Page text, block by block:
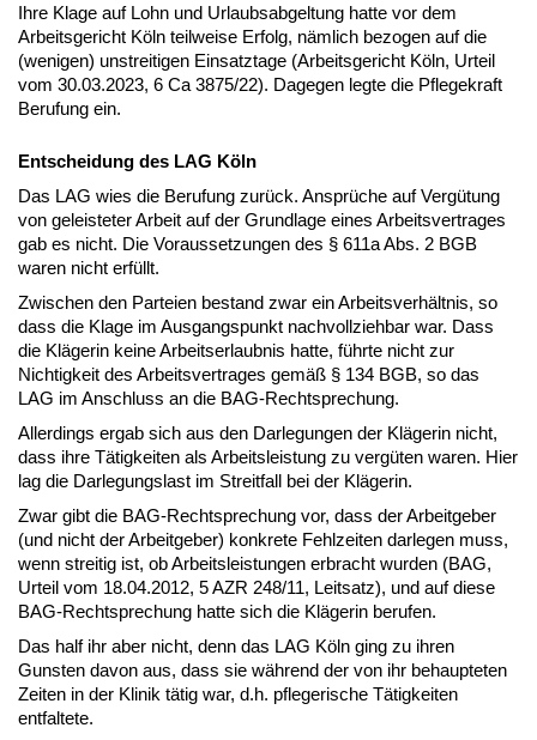
Ihre Klage auf Lohn und Urlaubsabgeltung hatte vor dem
Arbeitsgericht Köln teilweise Erfolg, nämlich bezogen auf die
(wenigen) unstreitigen Einsatztage (Arbeitsgericht Köln, Urteil
vom 30.03.2023, 6 Ca 3875/22). Dagegen legte die Pflegekraft
Berufung ein.
Entscheidung des LAG Köln
Das LAG wies die Berufung zurück. Ansprüche auf Vergütung
von geleisteter Arbeit auf der Grundlage eines Arbeitsvertrages
gab es nicht. Die Voraussetzungen des § 611a Abs. 2 BGB
waren nicht erfüllt.
Zwischen den Parteien bestand zwar ein Arbeitsverhältnis, so
dass die Klage im Ausgangspunkt nachvollziehbar war. Dass
die Klägerin keine Arbeitserlaubnis hatte, führte nicht zur
Nichtigkeit des Arbeitsvertrages gemäß § 134 BGB, so das
LAG im Anschluss an die BAG-Rechtsprechung.
Allerdings ergab sich aus den Darlegungen der Klägerin nicht,
dass ihre Tätigkeiten als Arbeitsleistung zu vergüten waren. Hier
lag die Darlegungslast im Streitfall bei der Klägerin.
Zwar gibt die BAG-Rechtsprechung vor, dass der Arbeitgeber
(und nicht der Arbeitgeber) konkrete Fehlzeiten darlegen muss,
wenn streitig ist, ob Arbeitsleistungen erbracht wurden (BAG,
Urteil vom 18.04.2012, 5 AZR 248/11, Leitsatz), und auf diese
BAG-Rechtsprechung hatte sich die Klägerin berufen.
Das half ihr aber nicht, denn das LAG Köln ging zu ihren
Gunsten davon aus, dass sie während der von ihr behaupteten
Zeiten in der Klinik tätig war, d.h. pflegerische Tätigkeiten
entfaltete.